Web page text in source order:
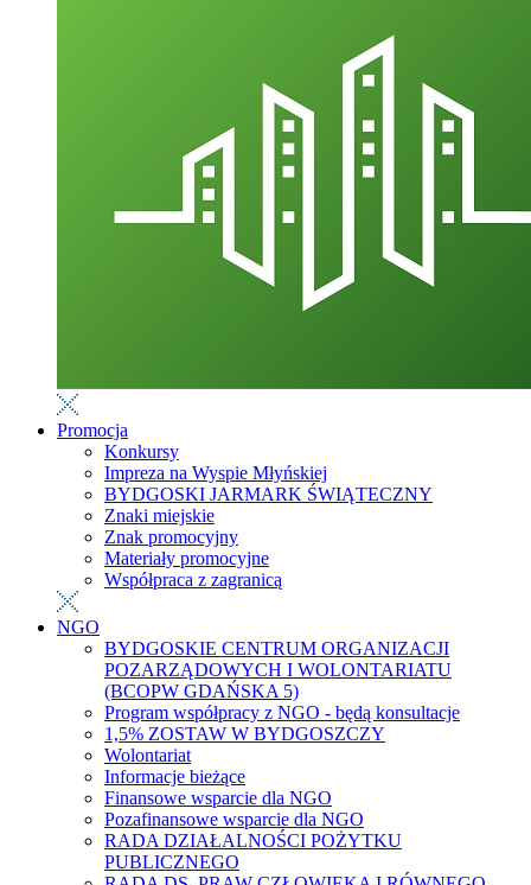
Promocja
Konkursy
Impreza na Wyspie Młyńskiej
BYDGOSKI JARMARK ŚWIĄTECZNY
Znaki miejskie
Znak promocyjny
Materiały promocyjne
Współpraca z zagranicą
NGO
BYDGOSKIE CENTRUM ORGANIZACJI
POZARZĄDOWYCH I WOLONTARIATU
(BCOPW GDAŃSKA 5)
Program współpracy z NGO - będą konsultacje
1,5% ZOSTAW W BYDGOSZCZY
Wolontariat
Informacje bieżące
Finansowe wsparcie dla NGO
Pozafinansowe wsparcie dla NGO
RADA DZIAŁALNOŚCI POŻYTKU
PUBLICZNEGO